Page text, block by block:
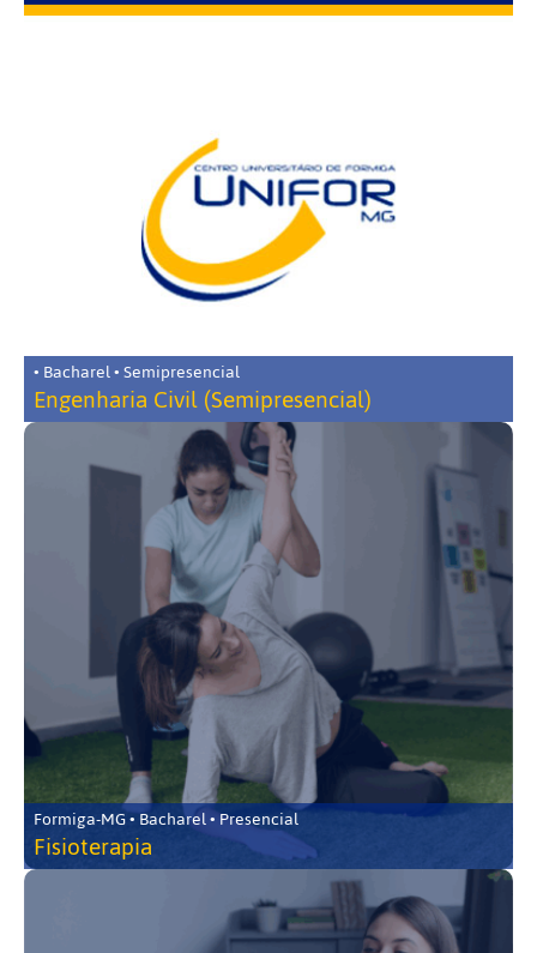
• Bacharel • Semipresencial
Engenharia Civil (Semipresencial)
Formiga-MG • Bacharel • Presencial
Fisioterapia